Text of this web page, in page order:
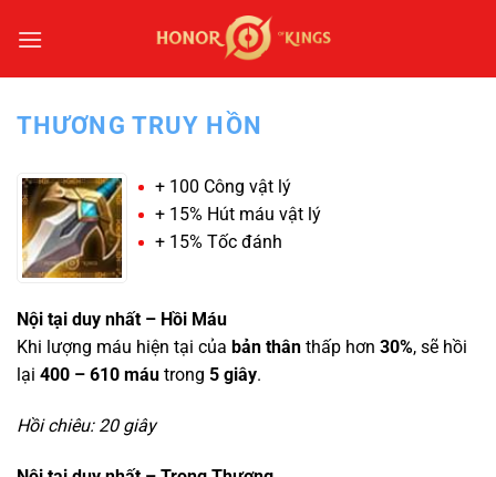
qua
THƯƠNG TRUY HỒN
+ 100 Công vật lý
+ 15% Hút máu vật lý
+ 15% Tốc đánh
Nội tại duy nhất – Hồi Máu
Khi lượng máu hiện tại của bản thân thấp hơn 30%, sẽ hồi
lại 400 – 610 máu trong 5 giây.
Hồi chiêu: 20 giây